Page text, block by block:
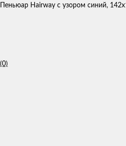
Пеньюар Hairway с узором синий,
(0)